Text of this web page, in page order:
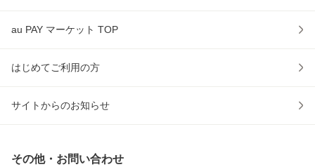
au PAY マーケット TOP
はじめてご利用の方
サイトからのお知らせ
その他・お問い合わせ